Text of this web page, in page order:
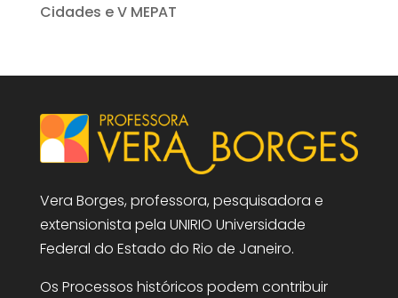
Cidades e V MEPAT
Vera Borges, professora, pesquisadora e
extensionista pela UNIRIO Universidade
Federal do Estado do Rio de Janeiro.
Os Processos históricos podem contribuir